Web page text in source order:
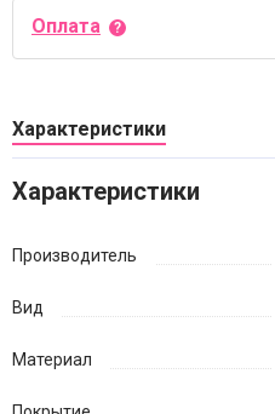
Оплата
Характеристики
Характеристики
Производитель
Вид
Материал